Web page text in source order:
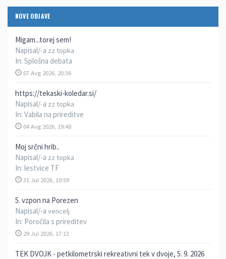
NOVE OBJAVE
Migam...torej sem!
Napisal/-a zz topka
In: Splošna debata
07 Avg 2026, 20:36
https://tekaski-koledar.si/
Napisal/-a zz topka
In: Vabila na prireditve
04 Avg 2026, 19:48
Moj srčni hrib..
Napisal/-a zz topka
In: lestvice TF
31 Jul 2026, 10:59
5. vzpon na Porezen
Napisal/-a vencelj
In: Poročila s prireditev
29 Jul 2026, 17:13
TEK DVOJK - petkilometrski rekreativni tek v dvoje, 5. 9. 2026